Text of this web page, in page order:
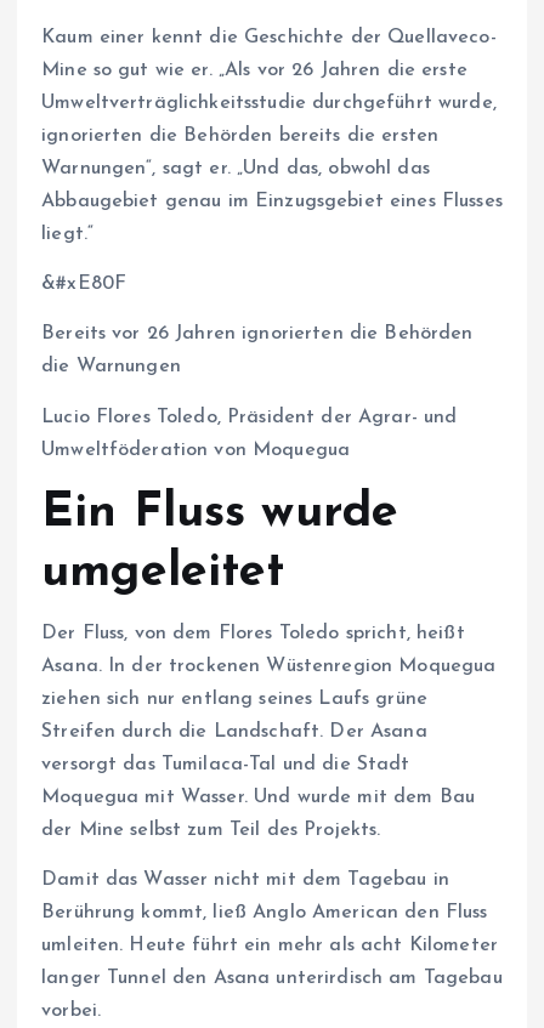
Kaum einer kennt die Geschichte der Quellaveco-
Mine so gut wie er. „Als vor 26 Jahren die erste
Umweltverträglichkeitsstudie durchgeführt wurde,
ignorierten die Behörden bereits die ersten
Warnungen“, sagt er. „Und das, obwohl das
Abbaugebiet genau im Einzugsgebiet eines Flusses
liegt.“
&#xE80F
Bereits vor 26 Jahren ignorierten die Behörden
die Warnungen
Lucio Flores Toledo, Präsident der Agrar- und
Umweltföderation von Moquegua
Ein Fluss wurde
umgeleitet
Der Fluss, von dem Flores Toledo spricht, heißt
Asana. In der trockenen Wüstenregion Moquegua
ziehen sich nur entlang seines Laufs grüne
Streifen durch die Landschaft. Der Asana
versorgt das Tumilaca-Tal und die Stadt
Moquegua mit Wasser. Und wurde mit dem Bau
der Mine selbst zum Teil des Projekts.
Damit das Wasser nicht mit dem Tagebau in
Berührung kommt, ließ Anglo American den Fluss
umleiten. Heute führt ein mehr als acht Kilometer
langer Tunnel den Asana unterirdisch am Tagebau
vorbei.